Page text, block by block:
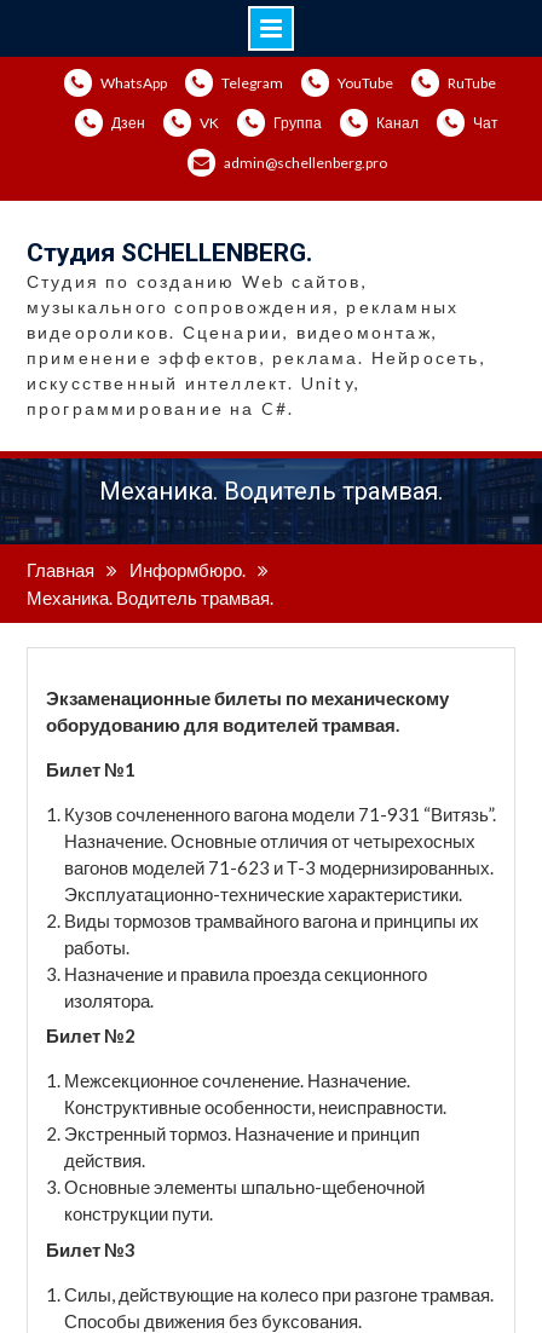
содержимому
WhatsApp Telegram YouTube RuTube
Дзен VK Группа Канал Чат
admin@schellenberg.pro
Студия SCHELLENBERG.
Студия по созданию Web сайтов,
музыкального сопровождения, рекламных
видеороликов. Сценарии, видеомонтаж,
применение эффектов, реклама. Нейросеть,
искусственный интеллект. Unity,
программирование на C#.
Механика. Водитель трамвая.
Главная
Информбюро.
Механика. Водитель трамвая.
Экзаменационные билеты по механическому
оборудованию для водителей трамвая.
Билет №1
Кузов сочлененного вагона модели 71-931 “Витязь”.
Назначение. Основные отличия от четырехосных
вагонов моделей 71-623 и Т-3 модернизированных.
Эксплуатационно-технические характеристики.
Виды тормозов трамвайного вагона и принципы их
работы.
Назначение и правила проезда секционного
изолятора.
Билет №2
Межсекционное сочленение. Назначение.
Конструктивные особенности, неисправности.
Экстренный тормоз. Назначение и принцип
действия.
Основные элементы шпально-щебеночной
конструкции пути.
Билет №3
Силы, действующие на колесо при разгоне трамвая.
Способы движения без буксования.